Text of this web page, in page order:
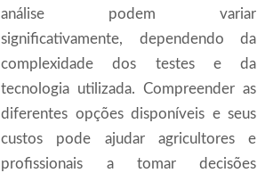
análise podem variar
significativamente, dependendo da
complexidade dos testes e da
tecnologia utilizada. Compreender as
diferentes opções disponíveis e seus
custos pode ajudar agricultores e
profissionais a tomar decisões